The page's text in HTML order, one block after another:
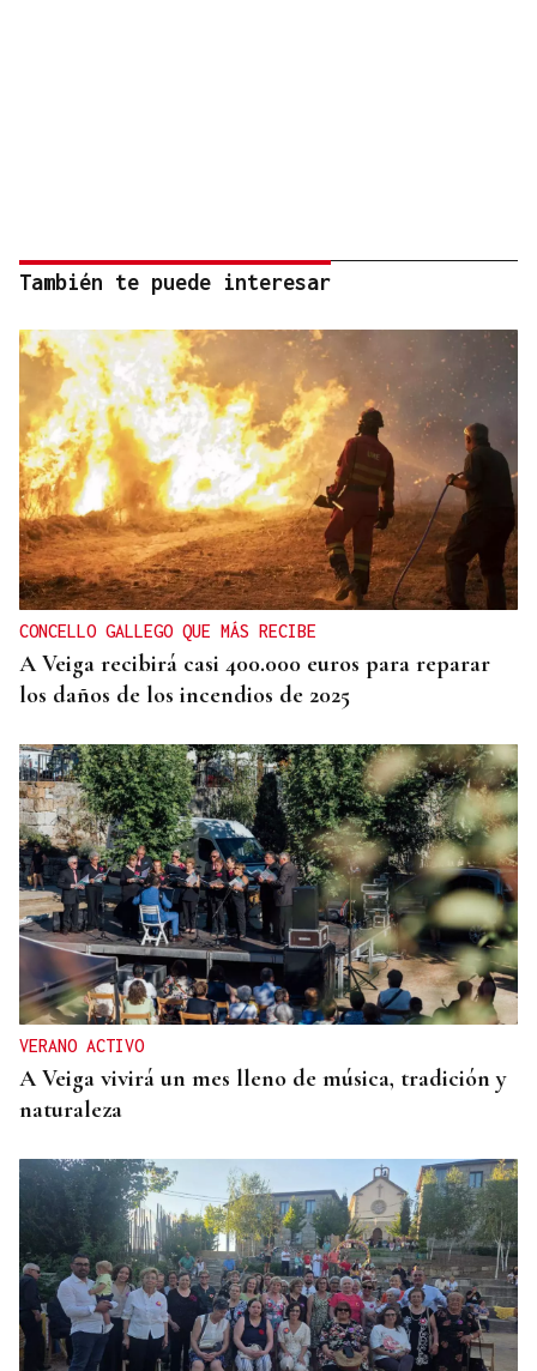
También te puede interesar
CONCELLO GALLEGO QUE MÁS RECIBE
A Veiga recibirá casi 400.000 euros para reparar
los daños de los incendios de 2025
VERANO ACTIVO
A Veiga vivirá un mes lleno de música, tradición y
naturaleza